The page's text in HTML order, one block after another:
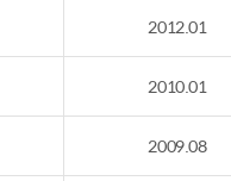
2012.01
2010.01
2009.08